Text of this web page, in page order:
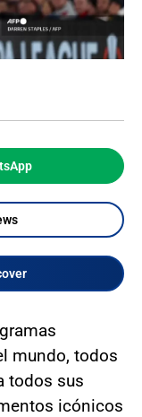
mundo, todos
todos sus
icónicos